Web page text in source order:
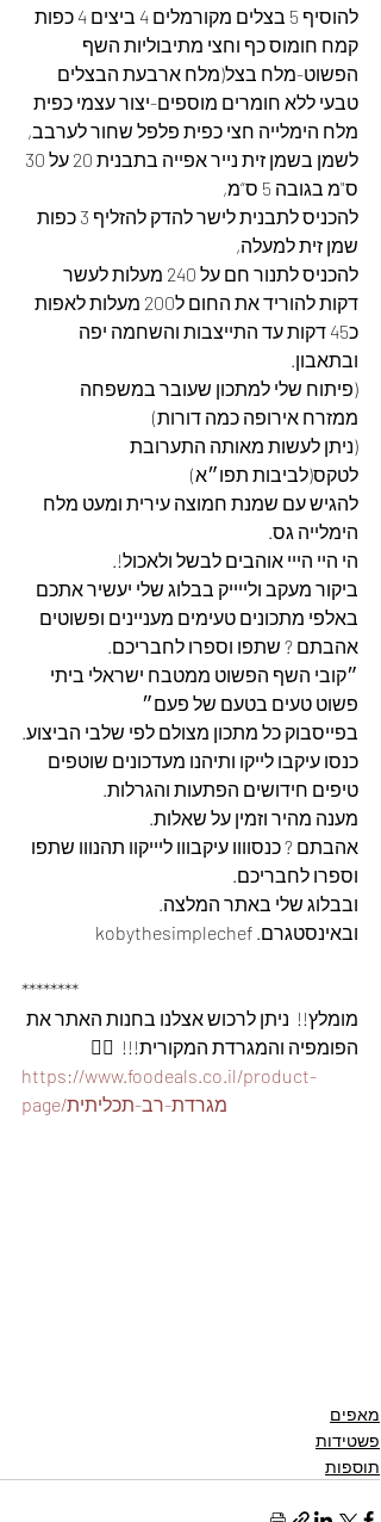
להוסיף 5 בצלים מקורמלים 4 ביצים 4 כפות
קמח חומוס כף וחצי מתיבוליות השף
הפשוט-מלח בצל(מלח ארבעת הבצלים
טבעי ללא חומרים מוספים-יצור עצמי כפית
מלח הימלייה חצי כפית פלפל שחור לערבב,
ס"מ בגובה 5 ס“מ,
להכניס לתבנית לישר להדק להזליף 3 כפות
שמן זית למעלה,
להכניס לתנור חם על 240 מעלות לעשר
דקות להוריד את החום ל200 מעלות לאפות
כ45 דקות עד התייצבות והשחמה יפה
ובתאבון.
(פיתוח שלי למתכון שעובר במשפחה
ממזרח אירופה כמה דורות)
(ניתן לעשות מאותה התערובת
לטקס(לביבות תפו״א)
להגיש עם שמנת חמוצה עירית ומעט מלח
הימלייה גס.
הי היי הייי אוהבים לבשל ולאכול!.
ביקור מעקב ולייייק בבלוג שלי יעשיר אתכם
באלפי מתכונים טעימים מעניינים ופשוטים
אהבתם ? שתפו וספרו לחבריכם.
״קובי השף הפשוט ממטבח ישראלי ביתי
פשוט טעים בטעם של פעם״
בפייסבוק כל מתכון מצולם לפי שלבי הביצוע.
כנסו עיקבו לייקו ותיהנו מעדכונים שוטפים
טיפים חידושים הפתעות והגרלות.
מענה מהיר וזמין על שאלות.
אהבתם ? כנסוווו עיקבווו ליייקוו תהנווו שתפו
וספרו לחבריכם.
ובבלוג שלי באתר המלצה.
ובאינסטגרם. kobythesimplechef
********
מומלץ!!  ניתן לרכוש אצלנו בחנות האתר את
הפומפיה והמגרדת המקורית!!!  👇🏽
https://www.foodeals.co.il/product-
page/מגרדת-רב-תכליתית
מאפים
פשטידות
תוספות